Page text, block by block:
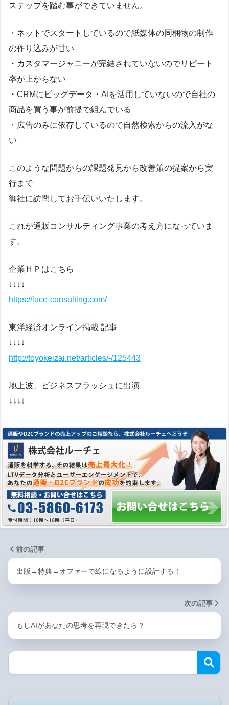
ステップを踏む事ができていません。
・ネットでスタートしているので紙媒体の同梱物の制作
の作り込みが甘い
・カスタマージャニーが完結されていないのでリピート
率が上がらない
・CRMにビッグデータ・AIを活用していないので自社の
商品を買う事が前提で組んでいる
・広告のみに依存しているので自然検索からの流入がな
い
このような問題からの課題発見から改善策の提案から実
行まで
御社に訪問してお手伝いいたします。
これが通販コンサルティング事業の考え方になっていま
す。
企業ＨＰはこちら
↓↓↓↓
https://luce-consulting.com/
東洋経済オンライン掲載 記事
↓↓↓↓
http://toyokeizai.net/articles/-/125443
地上波、ビジネスフラッシュに出演
↓↓↓↓
前の記事
出版→特典→オファーで線になるように設計する！
次の記事
もしAIがあなたの思考を再現できたら？